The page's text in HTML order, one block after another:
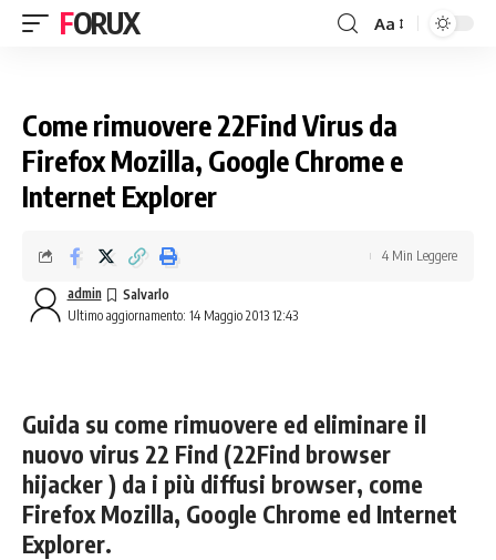
FORUX Aa
Come rimuovere 22Find Virus da
Firefox Mozilla, Google Chrome e
Internet Explorer
Ultimo aggiornamento: 14 Maggio 2013 12:43
admin
4 Min Leggere
Guida su come rimuovere ed eliminare il
nuovo virus 22 Find (22Find browser
hijacker ) da i più diffusi browser, come
Firefox Mozilla, Google Chrome ed Internet
Explorer.